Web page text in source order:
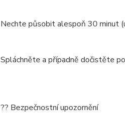
Nechte působit alespoň 30 minut
Spláchněte a případně dočistěte
?? Bezpečnostní upozornění